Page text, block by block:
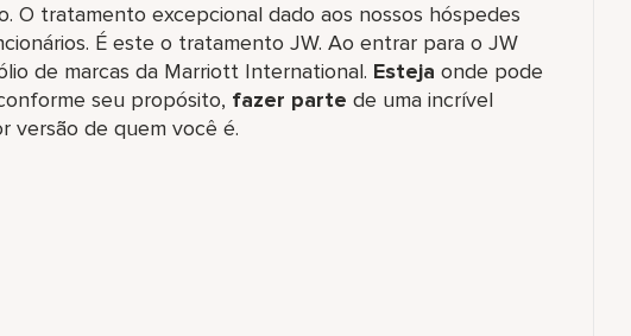
O tratamento excepcional dado aos nossos hóspedes
É este o tratamento JW. Ao entrar para o JW
de marcas da Marriott International. Esteja onde pode
seu propósito, fazer parte de uma incrível
versão de quem você é.